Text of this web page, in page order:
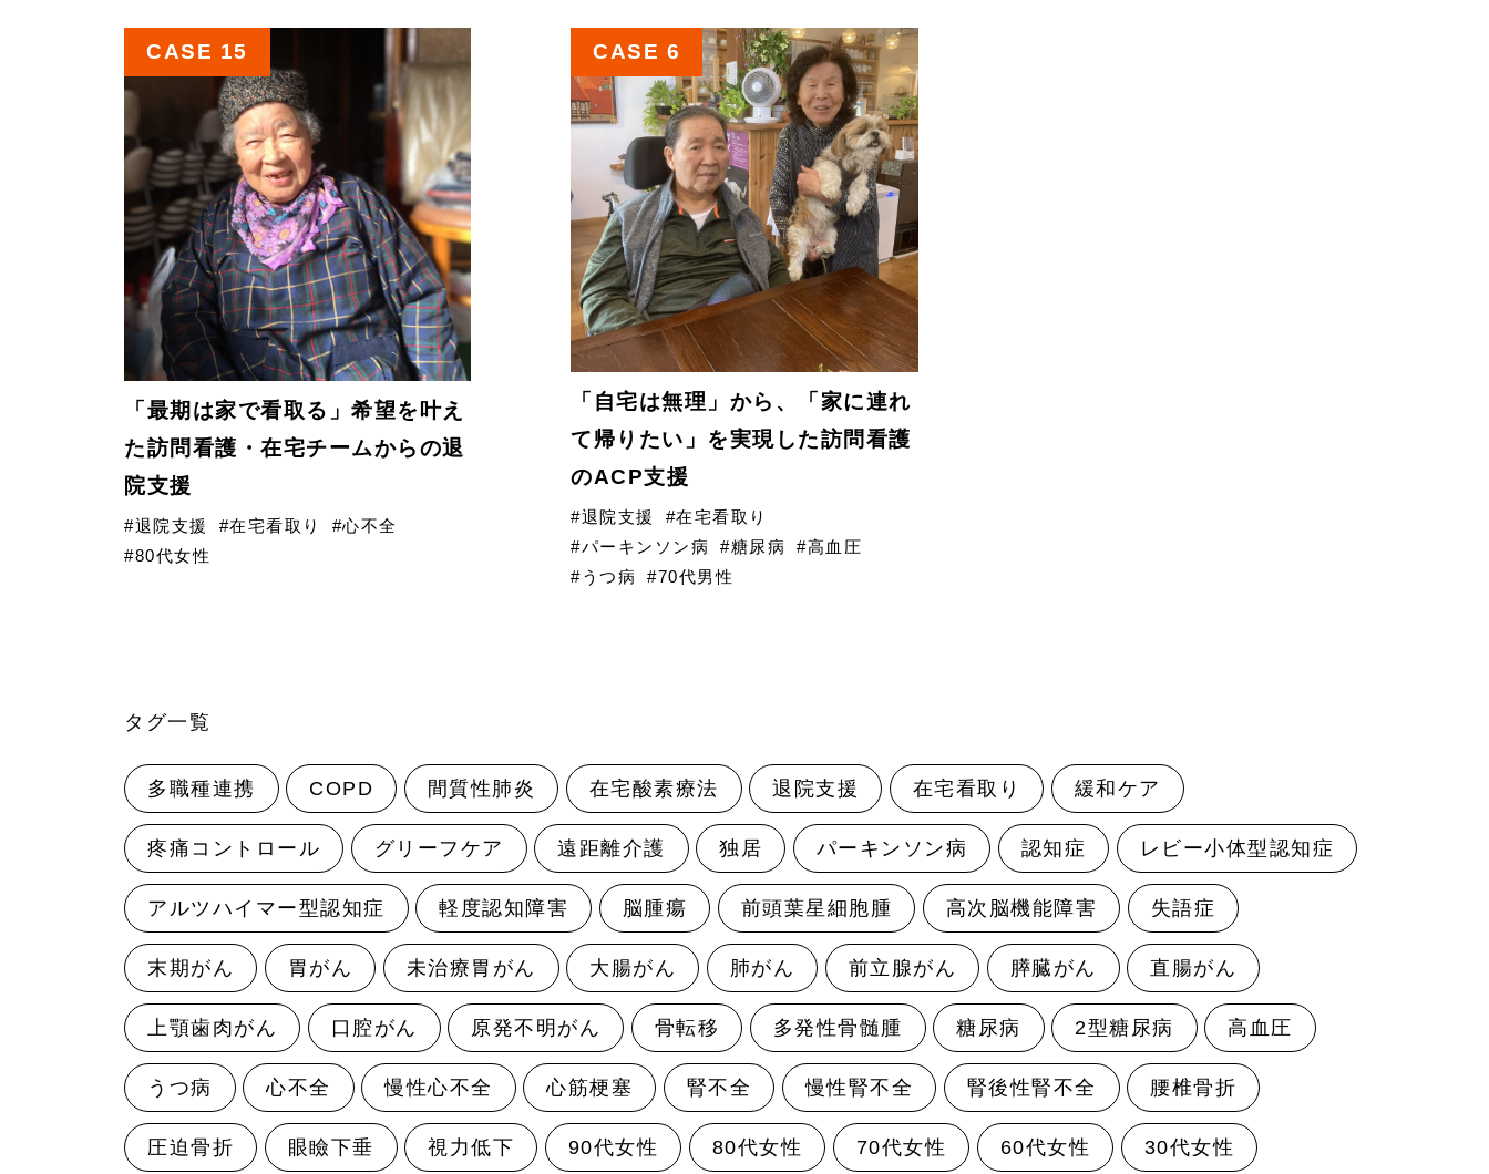
CASE 15
「最期は家で看取る」希望を叶え
た訪問看護・在宅チームからの退
院支援
#退院支援 #在宅看取り
#心不全
#80代女性
CASE 6
「自宅は無理」から、「家に連れ
て帰りたい」を実現した訪問看護
のACP支援
#退院支援
#在宅看取り
#パーキンソン病
#糖尿病
#高血圧
#うつ病
#70代男性
タグ一覧
多職種連携 COPD 間質性肺炎 在宅酸素療法 退院支援 在宅看取り 緩和ケア
疼痛コントロール グリーフケア 遠距離介護 独居 パーキンソン病 認知症 レビー小体型認知症
アルツハイマー型認知症 軽度認知障害 脳腫瘍 前頭葉星細胞腫 高次脳機能障害 失語症
末期がん 胃がん 未治療胃がん 大腸がん 肺がん 前立腺がん 膵臓がん 直腸がん
上顎歯肉がん 口腔がん 原発不明がん 骨転移 多発性骨髄腫 糖尿病 2型糖尿病 高血圧
うつ病 心不全 慢性心不全 心筋梗塞 腎不全 慢性腎不全 腎後性腎不全 腰椎骨折
圧迫骨折 眼瞼下垂 視力低下 90代女性 80代女性 70代女性 60代女性 30代女性